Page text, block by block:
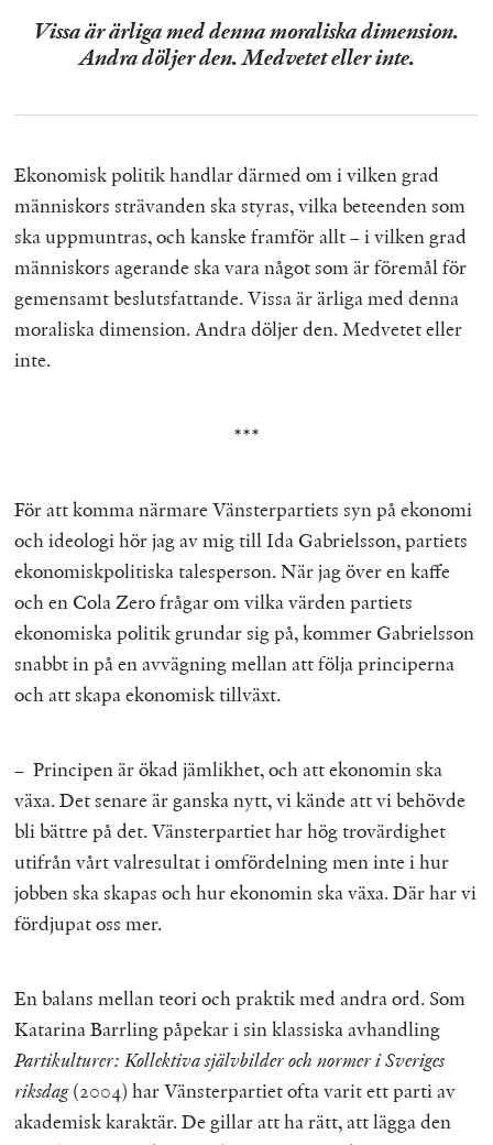
Vissa är ärliga med denna moraliska dimension.
Andra döljer den. Medvetet eller inte.
Ekonomisk politik handlar därmed om i vilken grad
människors strävanden ska styras, vilka beteenden som
ska uppmuntras, och kanske framför allt – i vilken grad
människors agerande ska vara något som är föremål för
gemensamt beslutsfattande. Vissa är ärliga med denna
moraliska dimension. Andra döljer den. Medvetet eller
inte.
***
För att komma närmare Vänsterpartiets syn på ekonomi
och ideologi hör jag av mig till Ida Gabrielsson, partiets
ekonomiskpolitiska talesperson. När jag över en kaffe
och en Cola Zero frågar om vilka värden partiets
ekonomiska politik grundar sig på, kommer Gabrielsson
snabbt in på en avvägning mellan att följa principerna
och att skapa ekonomisk tillväxt.
– Principen är ökad jämlikhet, och att ekonomin ska
växa. Det senare är ganska nytt, vi kände att vi behövde
bli bättre på det. Vänsterpartiet har hög trovärdighet
utifrån vårt valresultat i omfördelning men inte i hur
jobben ska skapas och hur ekonomin ska växa. Där har vi
fördjupat oss mer.
En balans mellan teori och praktik med andra ord. Som
Katarina Barrling påpekar i sin klassiska avhandling
Partikulturer: Kollektiva självbilder och normer i Sveriges
riksdag(2004) har Vänsterpartiet ofta varit ett parti av
akademisk karaktär. De gillar att ha rätt, att lägga den